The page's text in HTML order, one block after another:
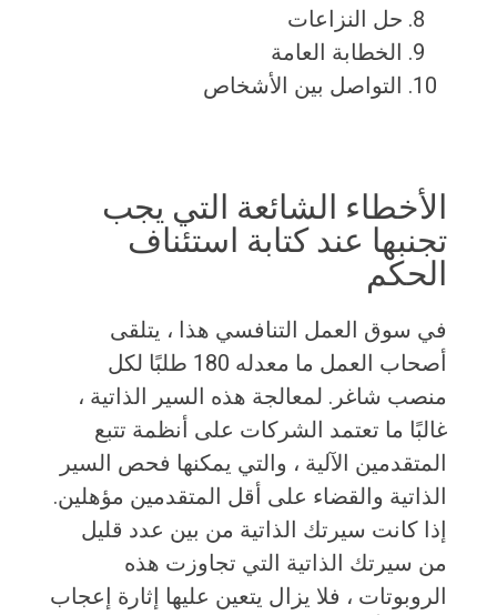
حل النزاعات
الخطابة العامة
التواصل بين الأشخاص
الأخطاء الشائعة التي يجب
تجنبها عند كتابة استئناف
الحكم
في سوق العمل التنافسي هذا ، يتلقى
أصحاب العمل ما معدله 180 طلبًا لكل
منصب شاغر. لمعالجة هذه السير الذاتية ،
غالبًا ما تعتمد الشركات على أنظمة تتبع
المتقدمين الآلية ، والتي يمكنها فحص السير
الذاتية والقضاء على أقل المتقدمين مؤهلين.
إذا كانت سيرتك الذاتية من بين عدد قليل
من سيرتك الذاتية التي تجاوزت هذه
الروبوتات ، فلا يزال يتعين عليها إثارة إعجاب